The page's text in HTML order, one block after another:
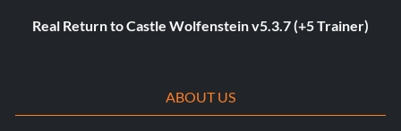
Real Return to Castle Wolfenstein v5.3.7 (+5 Trainer)
ABOUT US